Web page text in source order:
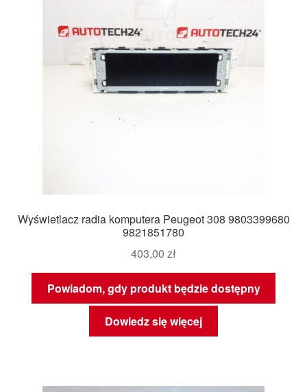
Wyświetlacz radia komputera Peugeot 308 9803399680
9821851780
403,00 zł
Powiadom, gdy produkt będzie dostępny
Dowiedz się więcej